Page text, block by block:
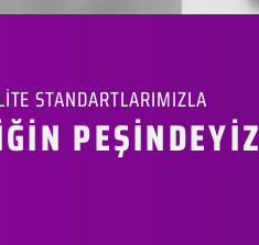
STANDARTLARIMIZLA
PEŞİNDEYİZ